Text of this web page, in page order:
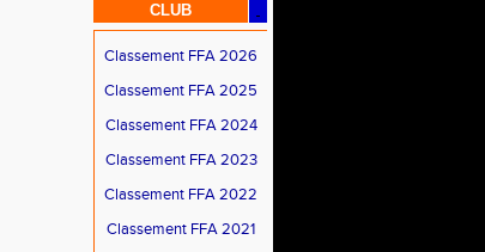
CLUB
Classement FFA 2026
Classement FFA 2025
Classement FFA 2024
Classement FFA 2023
Classement FFA 2022
Classement FFA 2021